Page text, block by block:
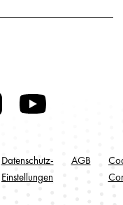
Datenschutz-
Einstellungen
AGB